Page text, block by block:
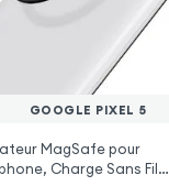
GOOGLE PIXEL 5
MagSafe pour
Charge Sans Fil